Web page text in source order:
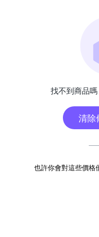
找不到商品
清除
也許你會對這些價格